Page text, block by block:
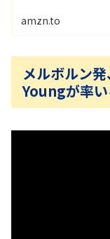
amzn.to
メルボルン
Youngが率